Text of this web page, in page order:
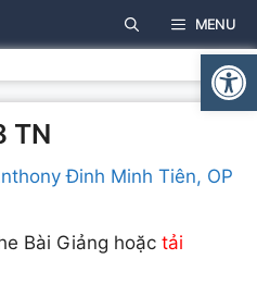
MENU
TN
Đinh Minh Tiên, OP
Bài Giảng hoặc tải